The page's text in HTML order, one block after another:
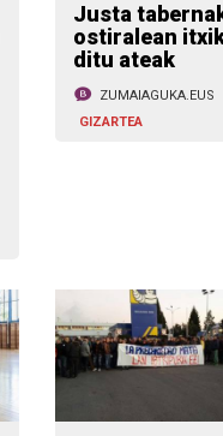
Justa
ostiralean
ditu ateak
ZUMAIAGUKA.EUS
GIZARTEA